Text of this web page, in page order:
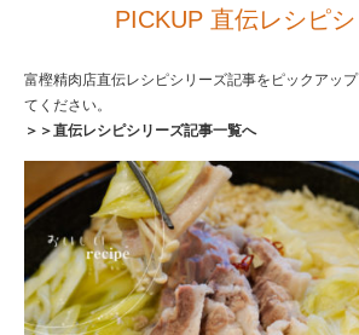
PICKUP 直伝レシピ
富樫精肉店直伝レシピシリーズ記事をピックアッ
てください。
＞＞直伝レシピシリーズ記事一覧へ